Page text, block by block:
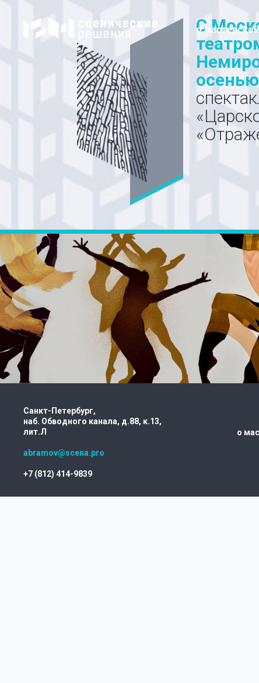
о мастерской
C
«ОТРАЖЕНИЯ. ХОЛМ. КРАСАВИЦЫ
НЕ МОГУТ УСНУТЬ»
Московский академический Музыкальный
театр К. С. Станиславского и В. И. Немировича-
Данченко, Москва
премьера: 27 июля 2024 года
Санкт-Петербург,
наб. Обводного канала, д.88, к.13,
лит.Л
abramov@scena.pro
+7 (812) 414-9839
о